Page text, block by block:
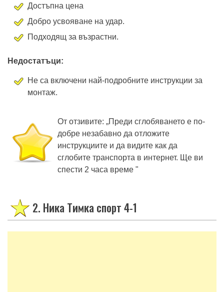
Достъпна цена
Добро усвояване на удар.
Подходящ за възрастни.
Недостатъци:
Не са включени най-подробните инструкции за
монтаж.
От отзивите: „Преди сглобяването е по-
добре незабавно да отложите
инструкциите и да видите как да
сглобите транспорта в интернет. Ще ви
спести 2 часа време "
2. Ника Тимка спорт 4-1